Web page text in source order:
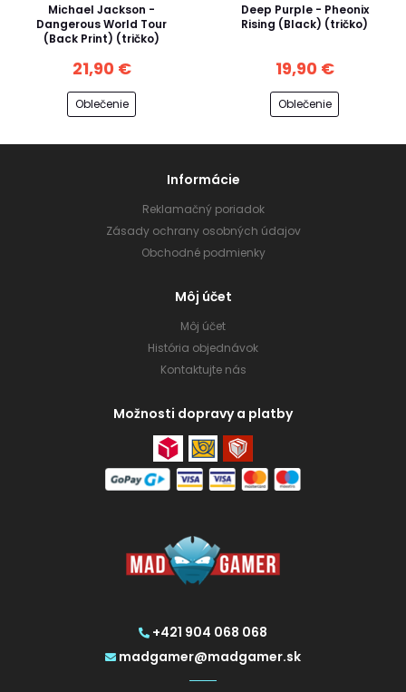
Michael Jackson -
Dangerous World Tour
(Back Print) (tričko)
21,90 €
Oblečenie
Deep Purple - Pheonix
Rising (Black) (tričko)
19,90 €
Oblečenie
+421 904 068 068
madgamer@madgamer.sk
Informácie
Reklamačný poriadok
Zásady ochrany osobných údajov
Obchodné podmienky
Môj účet
Môj účet
História objednávok
Kontaktujte nás
Možnosti dopravy a platby